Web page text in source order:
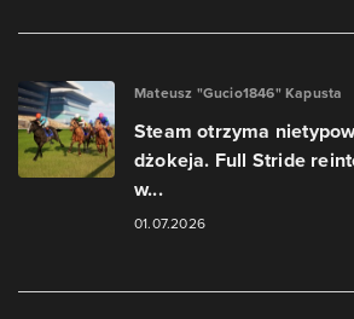
Mateusz "Gucio1846" Kapusta
Steam otrzyma
dżokeja. Full Stride
w...
01.07.2026